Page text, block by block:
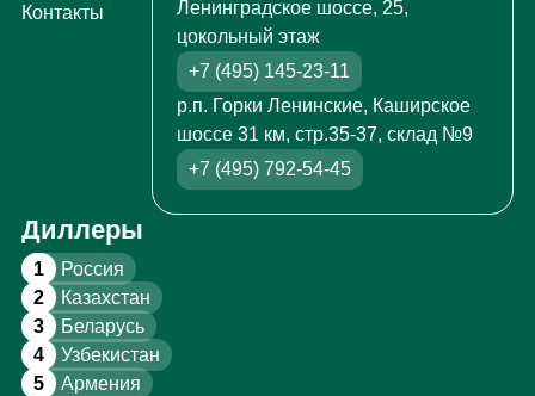
Контакты
Ленинградское шоссе, 25,
цокольный этаж
+7 (495) 145-23-11
р.п. Горки Ленинские, Каширское
шоссе 31 км, стр.35-37, склад №9
+7 (495) 792-54-45
Диллеры
1 Россия
2 Казахстан
3 Беларусь
4 Узбекистан
5 Армения